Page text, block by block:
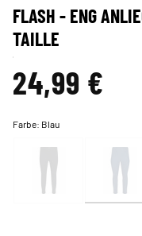
FLASH - ENG
TAILLE
24,99 €
Farbe: Blau